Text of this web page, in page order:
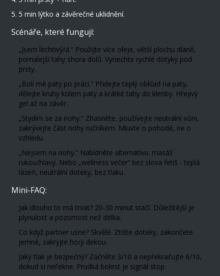
5 min lýtko a závěrečné uklidnění.
Scénáře, které fungují:
„Jsem lechtivý/á.“ Použijte více oleje, větší plochu dlaně,
pomalejší tahy shora dolů. Vynechte rychlé dotyky pod
prsty.
„Bolí mě paty po práci.“ Přidejte teplý obklad na paty,
dělejte kruhy kolem paty a krátké tahy do klenby. Hřejivý
gel až na závěr.
„Stydím se za nohy.“ Zhasněte, používejte neutrální vůni,
zakrývejte část nohy ručníkem. Mluvte o pohodě, ne o
vzhledu.
„Nejsem na nohy.“ Nabídněte alternativu: masáž
rukou/hlavy. Nebo „wellness večer“ bez slova fetiš - teplá
lázeň, neutrální doteky, bez tlaku.
Mini-FAQ:
Jak dlouho to má trvat? 20-30 minut stačí. Důležitější je
plynulost a pozornost než délka.
Co když partner usne? Skvělé. Ztište doteky, zakončete
jemně, zakryjte ho/ji dekou.
Jaký tlak je bezpečný? Začněte 3/10 a nepřekračujte 6/10,
dokud si neřekne. Prudká bolest je signál stop.